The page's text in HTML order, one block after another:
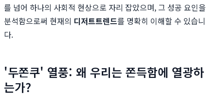
를 넘어 하나의 사회적 현상으로 자리 잡았으며, 그 성공 요인을
분석함으로써 현재의 디저트트렌드를 명확히 이해할 수 있습니
다.
'두쫀쿠' 열풍: 왜 우리는 쫀득함에 열광하
는가?